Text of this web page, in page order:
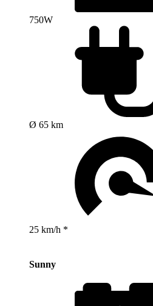
750W
Ø 65 km
25 km/h *
Sunny